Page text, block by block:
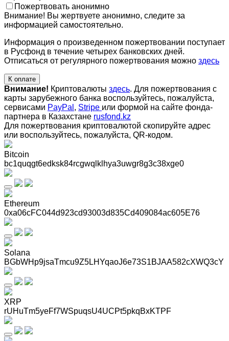
Пожертвовать анонимно
Внимание! Вы жертвуете анонимно, следите за
информацией самостоятельно.
Информация о произведенном пожертвовании поступает
в Русфонд в течение четырех банковских дней.
Отписаться от регулярного пожертвования можно здесь
К оплате
Внимание! Криптовалюты здесь. Для пожертвования с
карты зарубежного банка воспользуйтесь, пожалуйста,
сервисами PayPal , Stripe или формой на сайте фонда-
партнера в Казахстане rusfond.kz
Для пожертвования криптовалютой скопируйте адрес
или воспользуйтесь, пожалуйста, QR-кодом.
Bitcoin
bc1quqgt6edksk84rcgwqlklhya3uwgr8g3c38xge0
Ethereum
0xa06cFC044d923cd93003d835Cd409084ac605E76
Solana
BGbWHp9jsaTmcu9Z5LHYqaoJ6e73S1BJAA582cXWQ3cY
XRP
rUHuTm5yeFf7WSpuqsU4UCPt5pkqBxKTPF